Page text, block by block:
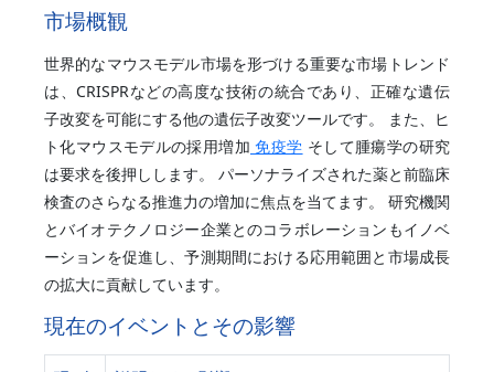
市場概観
世界的なマウスモデル市場を形づける重要な市場トレンド
は、CRISPRなどの高度な技術の統合であり、正確な遺伝
子改変を可能にする他の遺伝子改変ツールです。 また、ヒ
ト化マウスモデルの採用増加 免疫学 そして腫瘍学の研究
は要求を後押しします。 パーソナライズされた薬と前臨床
検査のさらなる推進力の増加に焦点を当てます。 研究機関
とバイオテクノロジー企業とのコラボレーションもイノベ
ーションを促進し、予測期間における応用範囲と市場成長
の拡大に貢献しています。
現在のイベントとその影響